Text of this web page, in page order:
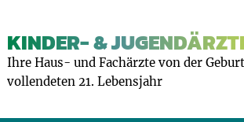
KINDER- &
Ihre Haus- und Fachärzte von der
vollendeten 21. Lebensjahr